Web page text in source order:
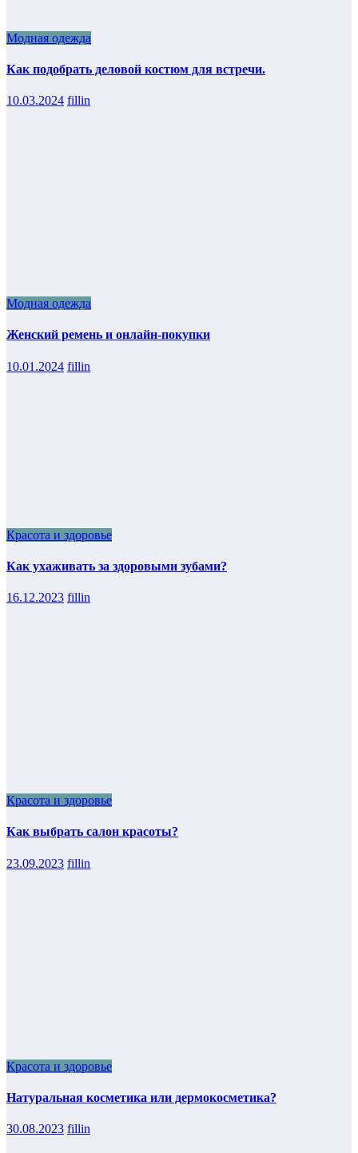
Модная одежда
Как подобрать деловой костюм для встречи.
10.03.2024 fillin
Модная одежда
Женский ремень и онлайн-покупки
10.01.2024 fillin
Красота и здоровье
Как ухаживать за здоровыми зубами?
16.12.2023 fillin
Красота и здоровье
Как выбрать салон красоты?
23.09.2023 fillin
Красота и здоровье
Натуральная косметика или дермокосметика?
30.08.2023 fillin